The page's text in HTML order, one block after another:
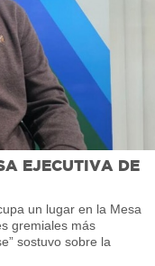
EJECUTIVA DE
un lugar en la Mesa
gremiales más
sostuvo sobre la